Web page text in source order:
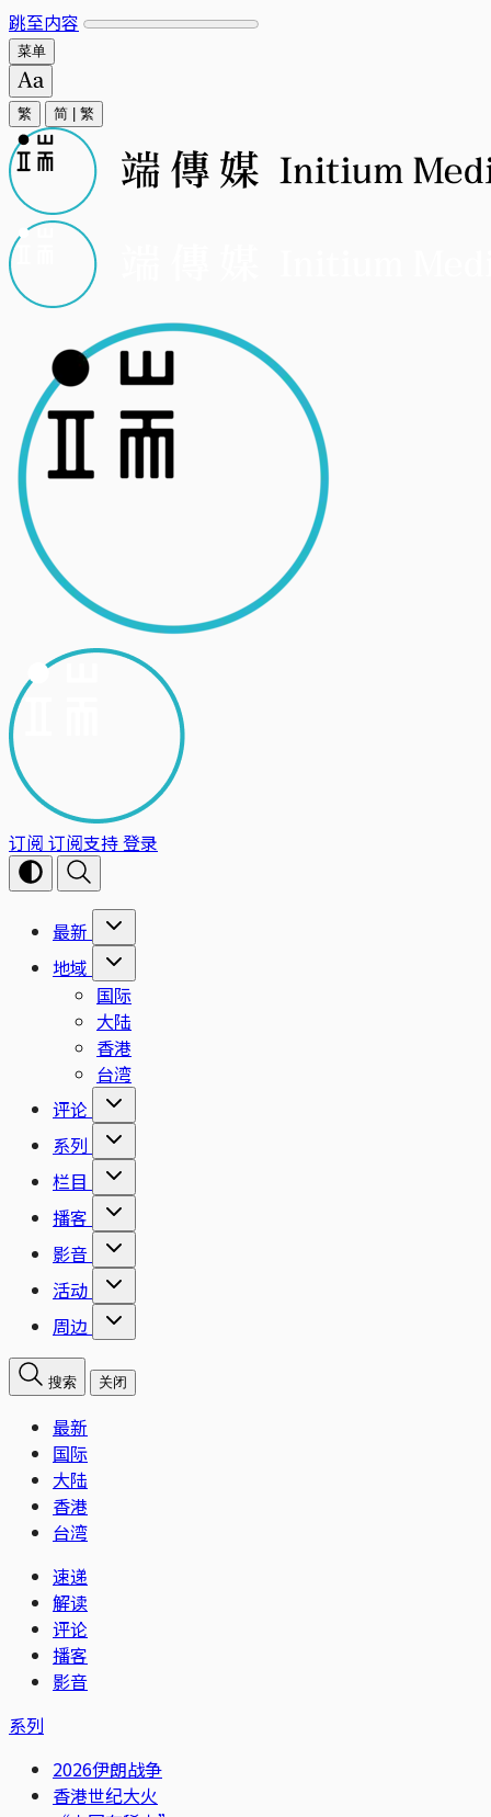
跳至内容
菜单
繁 简 繁
订阅 订阅支持登录
最新
地域
国际
大陆
香港
台湾
评论
系列
栏目
播客
影音
活动
周边
搜索 关闭
最新
国际
大陆
香港
台湾
速递
解读
评论
播客
影音
系列
2026伊朗战争
香港世纪大火